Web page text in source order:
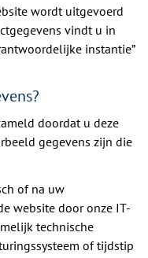
wordt uitgevoerd
vindt u in
instantie”
doordat u deze
gegevens zijn die
of na uw
website door onze IT-
technische
of tijdstip